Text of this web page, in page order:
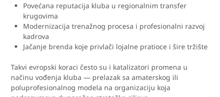
Povećana reputacija kluba u regionalnim transfer
krugovima
Modernizacija trenažnog procesa i profesionalni razvoj
kadrova
Jačanje brenda koje privlači lojalne pratioce i šire tržište
Takvi evropski koraci često su i katalizatori promena u
načinu vođenja kluba — prelazak sa amaterskog ili
poluprofesionalnog modela na organizaciju koja